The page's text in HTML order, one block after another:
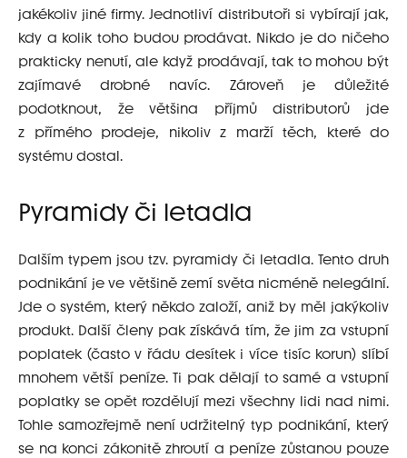
jakékoliv jiné firmy. Jednotliví distributoři si vybírají jak,
kdy a kolik toho budou prodávat. Nikdo je do ničeho
prakticky nenutí, ale když prodávají, tak to mohou být
zajímavé drobné navíc. Zároveň je důležité
podotknout, že většina příjmů distributorů jde
z přímého prodeje, nikoliv z marží těch, které do
systému dostal.
Pyramidy či letadla
Dalším typem jsou tzv. pyramidy či letadla. Tento druh
podnikání je ve většině zemí světa nicméně nelegální.
Jde o systém, který někdo založí, aniž by měl jakýkoliv
produkt. Další členy pak získává tím, že jim za vstupní
poplatek (často v řádu desítek i více tisíc korun) slíbí
mnohem větší peníze. Ti pak dělají to samé a vstupní
poplatky se opět rozdělují mezi všechny lidi nad nimi.
Tohle samozřejmě není udržitelný typ podnikání, který
se na konci zákonitě zhroutí a peníze zůstanou pouze